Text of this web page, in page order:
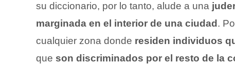
su diccionario, por lo tanto, alude a una
marginada en el interior de una ciudad .
cualquier zona donde residen individuos
que son discriminados por el resto de la